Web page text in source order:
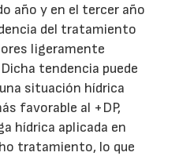
año y en el tercer año
del tratamiento
ligeramente
tendencia puede
situación hídrica
favorable al +DP,
hídrica aplicada en
tratamiento, lo que